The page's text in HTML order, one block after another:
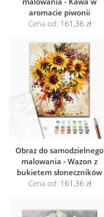
aromacie piwonii
Cena od: 161,36 zł
Obraz do samodzielnego
malowania - Wazon z
bukietem słoneczników
Cena od: 161,36 zł